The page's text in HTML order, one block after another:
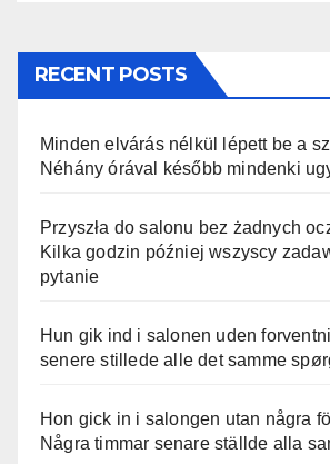
RECENT POSTS
Minden elvárás nélkül lépett be a
Néhány órával később mindenki
Przyszła do salonu bez żadnych
Kilka godzin później wszyscy
pytanie
Hun gik ind i salonen uden
senere stillede alle det samme
Hon gick in i salongen utan några
Några timmar senare ställde alla